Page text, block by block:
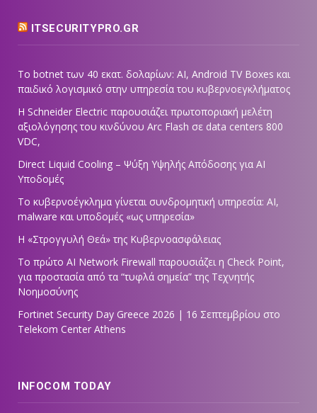
ITSECURITYPRO.GR
Το botnet των 40 εκατ. δολαρίων: AI, Android TV Boxes και
παιδικό λογισμικό στην υπηρεσία του κυβερνοεγκλήματος
Η Schneider Electric παρουσιάζει πρωτοποριακή μελέτη
αξιολόγησης του κινδύνου Arc Flash σε data centers 800
VDC,
Direct Liquid Cooling – Ψύξη Υψηλής Απόδοσης για AI
Υποδομές
Το κυβερνοέγκλημα γίνεται συνδρομητική υπηρεσία: AI,
malware και υποδομές «ως υπηρεσία»
Η «Στρογγυλή Θεά» της Κυβερνοασφάλειας
Tο πρώτο AI Network Firewall παρουσιάζει η Check Point,
για προστασία από τα “τυφλά σημεία” της Τεχνητής
Νοημοσύνης
Fortinet Security Day Greece 2026 | 16 Σεπτεμβρίου στο
Telekom Center Athens
INFOCOM TODAY